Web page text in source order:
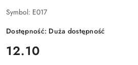
Symbol: E017
Dostępność: Duża dostępność
cena:
12.10